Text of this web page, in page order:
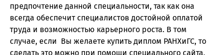
предпочтение данной специальности, так как она
всегда обеспечит специалистов достойной оплатой
труда и возможностью карьерного роста. В том
случае, если Вы желаете купить диплом РАНХиГС, то
сделать это можно при помощи специального сайта,